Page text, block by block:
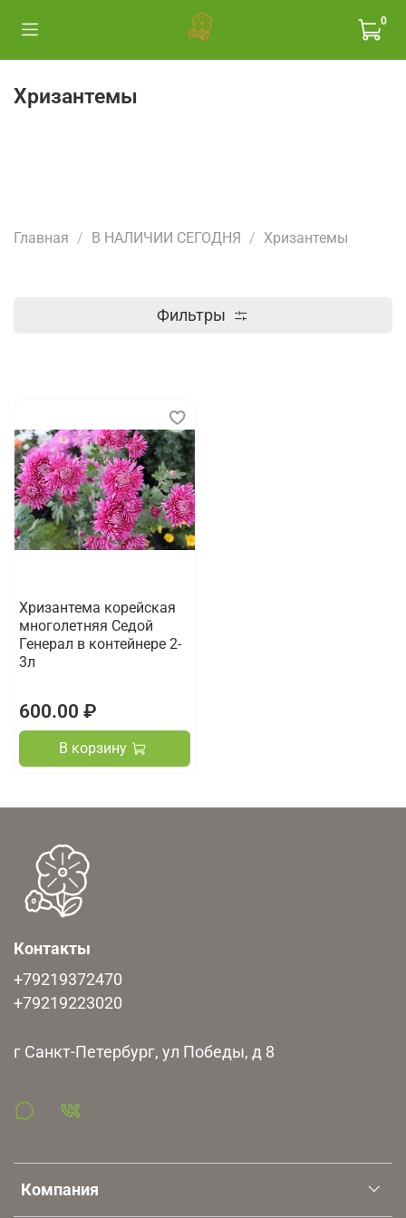
0
Хризантемы
Главная В НАЛИЧИИ СЕГОДНЯ Хризантемы
Фильтры
Хризантема корейская
многолетняя Седой
Генерал в контейнере 2-
3л
600.00 ₽
В корзину
Компания
Контакты
+79219372470
+79219223020
г Санкт-Петербург, ул Победы, д 8